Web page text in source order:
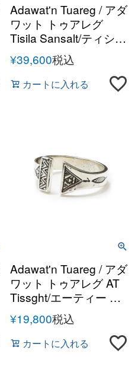
Adawat'n Tuareg / アダ
ワット トゥアレグ
Tisila Sansalt/ティシア
スンスルト シルバーハ
ンドメイドネックレス
¥39,600税込
カートに入れる
Adawat'n Tuareg / アダ
ワット トゥアレグ AT
Tissght/エーティー テ
ィサット シルバーハン
ドメイドリング
¥19,800税込
カートに入れる